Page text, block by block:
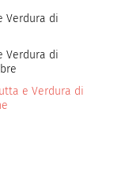
Verdura di
Verdura di
e Verdura di